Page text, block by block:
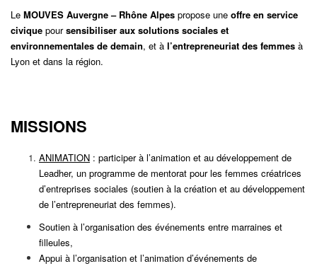
Le MOUVES Auvergne – Rhône Alpes propose une offre en service
civique poursensibiliser aux solutions sociales et
environnementales de demain, et à l’entrepreneuriat des femmes à
Lyon et dans la région.
MISSIONS
ANIMATION : participer à l’animation et au développement de
Leadher, un programme de mentorat pour les femmes créatrices
d’entreprises sociales (soutien à la création et au développement
de l’entrepreneuriat des femmes).
Soutien à l’organisation des événements entre marraines et
filleules,
Appui à l’organisation et l’animation d’événements de